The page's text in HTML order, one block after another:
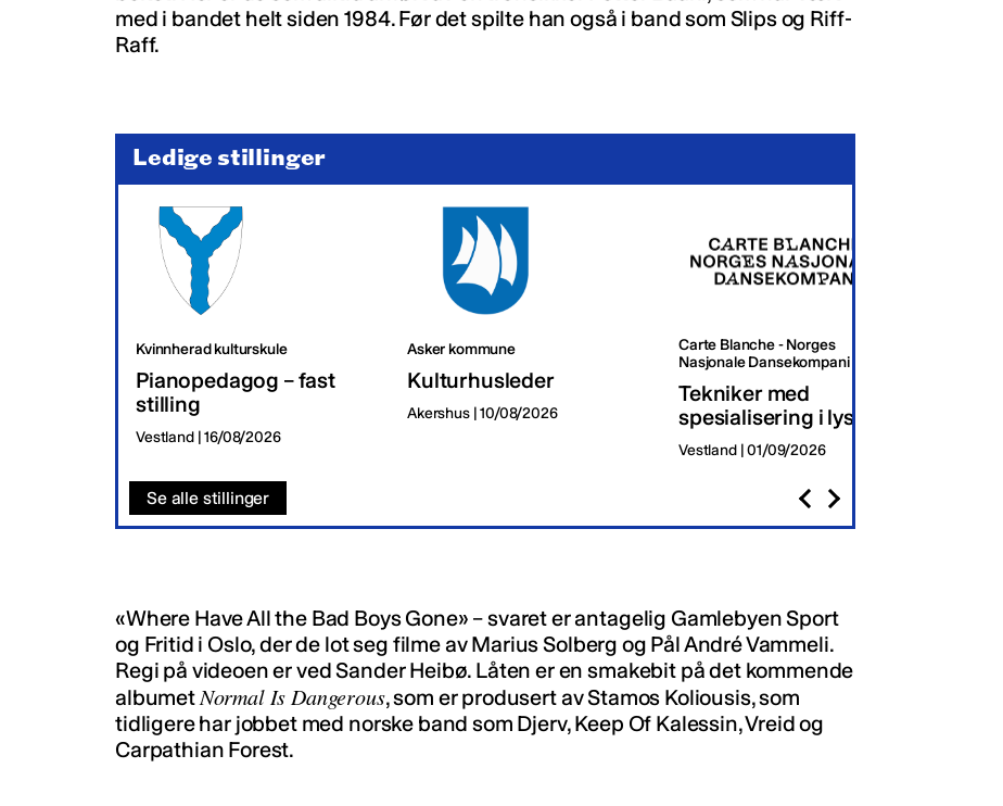
med i bandet helt siden 1984. Før det spilte han også i band som Slips og Riff-
Raff.
Ledige stillinger
Kvinnherad kulturskule
Pianopedagog – fast
stilling
Vestland | 16/08/2026
Asker kommune
Kulturhusleder
Akershus | 10/08/2026
Carte Blanche - Norges
Nasjonale Dansekompani
Tekniker med
spesialisering i lys
Vestland | 01/09/2026
Se alle stillinger
«Where Have All the Bad Boys Gone» – svaret er antagelig Gamlebyen Sport
og Fritid i Oslo, der de lot seg filme av Marius Solberg og Pål André Vammeli.
Regi på videoen er ved Sander Heibø. Låten er en smakebit på det kommende
albumetNormal Is Dangerous, som er produsert av Stamos Koliousis, som
tidligere har jobbet med norske band som Djerv, Keep Of Kalessin, Vreid og
Carpathian Forest.